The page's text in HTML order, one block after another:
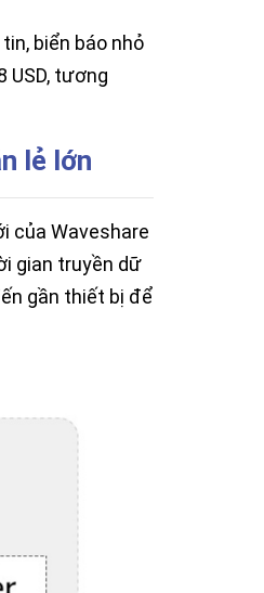
biển báo nhỏ
USD, tương
lẻ lớn
của Waveshare
gian truyền dữ
gần thiết bị để